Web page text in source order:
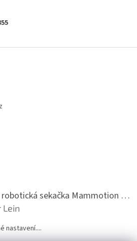
Bezdrátová robotická sekačka Mammotion LUBA mini 2 1500
je 5 z 5 hvězdiček.
Lein
nastavení....